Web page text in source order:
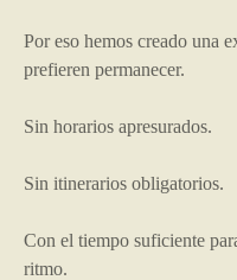
Por eso hemos creado una
prefieren permanecer.
Sin horarios apresurados.
Sin itinerarios obligatorios.
Con el tiempo suficiente
ritmo.